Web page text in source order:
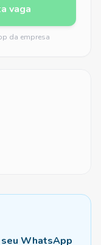
vaga
da empresa
WhatsApp